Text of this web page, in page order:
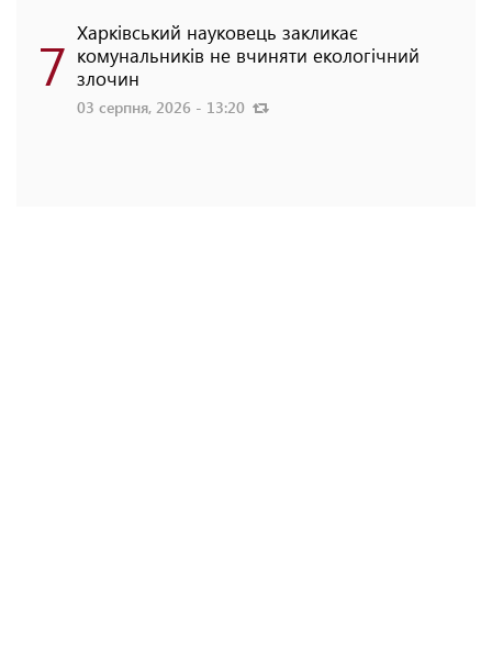
7 Харківський науковець закликає
комунальників не вчиняти екологічний
злочин
03 серпня, 2026 - 13:20